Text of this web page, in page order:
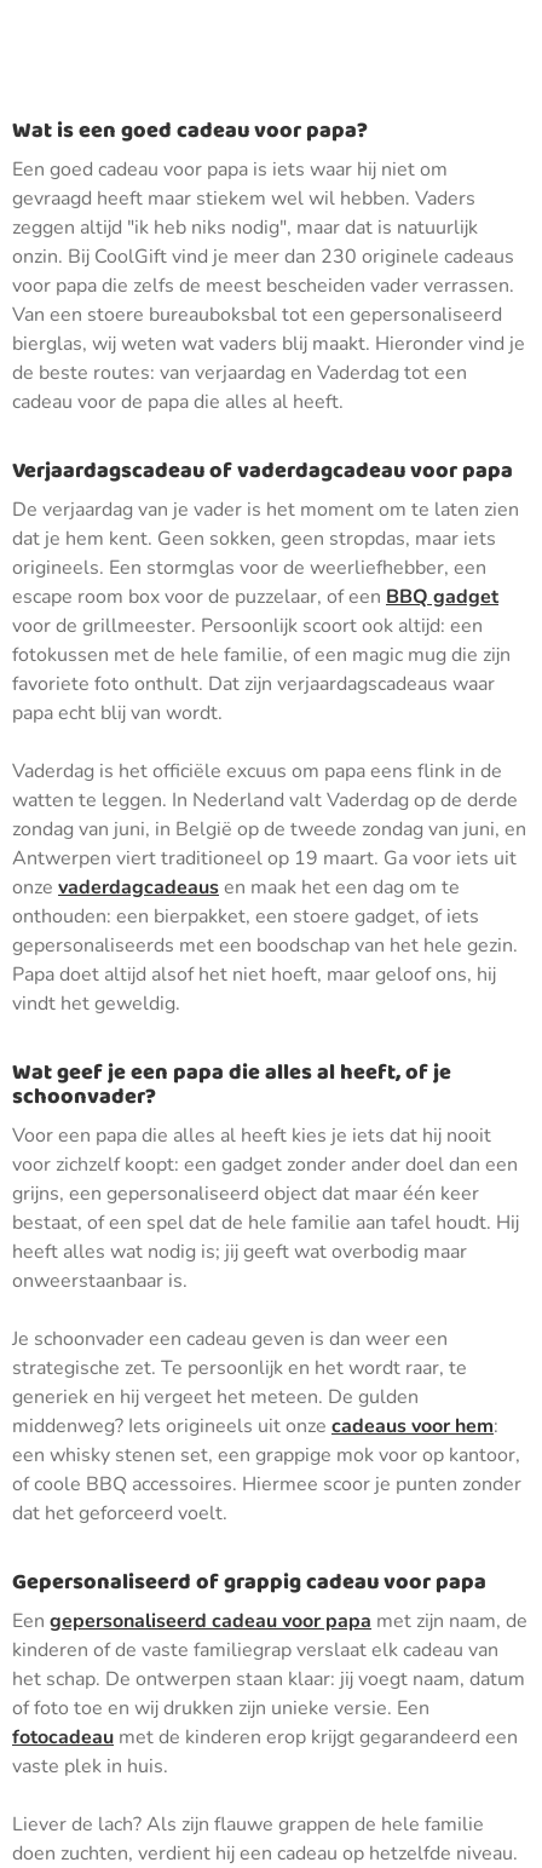
Wat is een goed cadeau voor papa?
Een goed cadeau voor papa is iets waar hij niet om
gevraagd heeft maar stiekem wel wil hebben. Vaders
zeggen altijd "ik heb niks nodig", maar dat is natuurlijk
onzin. Bij CoolGift vind je meer dan 230 originele cadeaus
voor papa die zelfs de meest bescheiden vader verrassen.
Van een stoere bureauboksbal tot een gepersonaliseerd
bierglas, wij weten wat vaders blij maakt. Hieronder vind je
de beste routes: van verjaardag en Vaderdag tot een
cadeau voor de papa die alles al heeft.
Verjaardagscadeau of vaderdagcadeau voor papa
De verjaardag van je vader is het moment om te laten zien
dat je hem kent. Geen sokken, geen stropdas, maar iets
origineels. Een stormglas voor de weerliefhebber, een
escape room box voor de puzzelaar, of een BBQ gadget
voor de grillmeester. Persoonlijk scoort ook altijd: een
fotokussen met de hele familie, of een magic mug die zijn
favoriete foto onthult. Dat zijn verjaardagscadeaus waar
papa echt blij van wordt.
Vaderdag is het officiële excuus om papa eens flink in de
watten te leggen. In Nederland valt Vaderdag op de derde
zondag van juni, in België op de tweede zondag van juni, en
Antwerpen viert traditioneel op 19 maart. Ga voor iets uit
onze vaderdagcadeausen maak het een dag om te
onthouden: een bierpakket, een stoere gadget, of iets
gepersonaliseerds met een boodschap van het hele gezin.
Papa doet altijd alsof het niet hoeft, maar geloof ons, hij
vindt het geweldig.
Wat geef je een papa die alles al heeft, of je
schoonvader?
Voor een papa die alles al heeft kies je iets dat hij nooit
voor zichzelf koopt: een gadget zonder ander doel dan een
grijns, een gepersonaliseerd object dat maar één keer
bestaat, of een spel dat de hele familie aan tafel houdt. Hij
heeft alles wat nodig is; jij geeft wat overbodig maar
onweerstaanbaar is.
Je schoonvader een cadeau geven is dan weer een
strategische zet. Te persoonlijk en het wordt raar, te
generiek en hij vergeet het meteen. De gulden
middenweg? Iets origineels uit onze cadeaus voor hem:
een whisky stenen set, een grappige mok voor op kantoor,
of coole BBQ accessoires. Hiermee scoor je punten zonder
dat het geforceerd voelt.
Gepersonaliseerd of grappig cadeau voor papa
Een gepersonaliseerd cadeau voor papa met zijn naam, de
kinderen of de vaste familiegrap verslaat elk cadeau van
het schap. De ontwerpen staan klaar: jij voegt naam, datum
of foto toe en wij drukken zijn unieke versie. Een
fotocadeau met de kinderen erop krijgt gegarandeerd een
vaste plek in huis.
Liever de lach? Als zijn flauwe grappen de hele familie
doen zuchten, verdient hij een cadeau op hetzelfde niveau.